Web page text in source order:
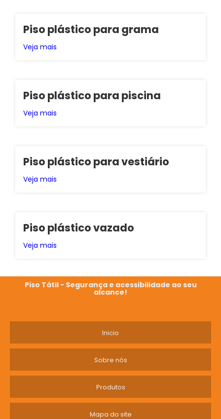
Piso plástico para grama
Veja mais
Piso plástico para piscina
Veja mais
Piso plástico para vestiário
Veja mais
Piso plástico vazado
Veja mais
Piso Tátil - Segurança e acessibilidade ao seu
alcance!
Inicio
Sobre nós
Produtos
Mapa do site